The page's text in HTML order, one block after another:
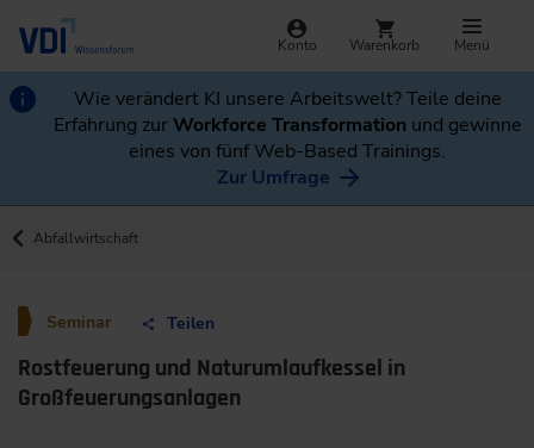
Konto Warenkorb Menü
Wie verändert KI unsere Arbeitswelt? Teile deine
Erfahrung zurWorkforce Transformation und gewinne
eines von fünf Web-Based Trainings.
Zur Umfrage
Abfallwirtschaft
Seminar Teilen
Rostfeuerung und Naturumlaufkessel in
Großfeuerungsanlagen